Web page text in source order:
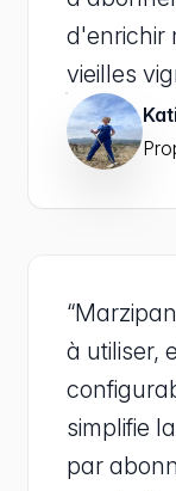
d'enrichir
vieilles
à utiliser,
simplifie
par